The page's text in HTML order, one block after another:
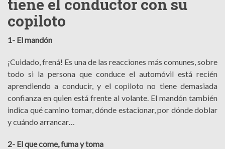
tiene el conductor con su
copiloto
1- El mandón
¡Cuidado, frená! Es una de las reacciones más comunes, sobre
todo si la persona que conduce el automóvil está recién
aprendiendo a conducir, y el copiloto no tiene demasiada
confianza en quien está frente al volante. El mandón también
indica qué camino tomar, dónde estacionar, por dónde doblar
y cuándo arrancar…
2- El que come, fuma y toma